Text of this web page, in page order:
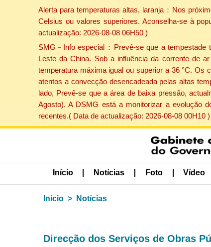
Alerta para temperaturas altas, laranja：Nos
Celsius ou valores superiores. Aconselha-se à
actualização: 2026-08-08 06H50 )
SMG－Info especial：Prevê-se que a tempestade
Leste da China. Sob a influência da corrente de
temperatura máxima igual ou superior a 36 °C. Os
atentos a convecção desencadeada pelas altas
lado, Prevê-se que a área de baixa pressão,
Agosto). A DSMG está a monitorizar a evolução
recentes.( Data de actualização: 2026-08-08 00H10 )
Início Notícias Foto Vídeo
Início Notícias
Direcção dos Serviços de Obras